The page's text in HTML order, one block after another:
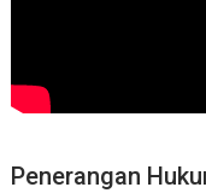
Penerangan